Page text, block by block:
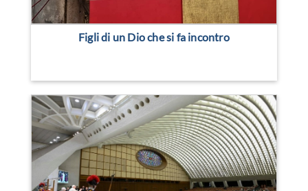
Figli di un Dio che si fa incontro